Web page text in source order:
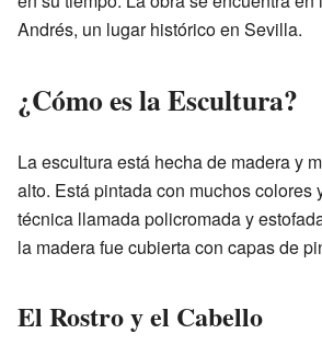
Andrés, un lugar histórico en Sevilla.
¿Cómo es la Escultura?
La escultura está hecha de madera y
alto. Está pintada con muchos colores
técnica llamada policromada y
la madera fue cubierta con capas de
El Rostro y el Cabello